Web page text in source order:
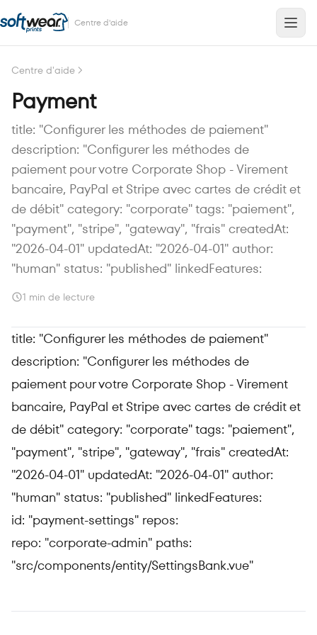
Centre d'aide
Centre d'aide
Payment
title: "Configurer les méthodes de paiement"
description: "Configurer les méthodes de
paiement pour votre Corporate Shop - Virement
bancaire, PayPal et Stripe avec cartes de crédit et
de débit" category: "corporate" tags: "paiement",
"payment", "stripe", "gateway", "frais" createdAt:
"2026-04-01" updatedAt: "2026-04-01" author:
"human" status: "published" linkedFeatures:
1 min de lecture
title: "Configurer les méthodes de paiement"
description: "Configurer les méthodes de
paiement pour votre Corporate Shop - Virement
bancaire, PayPal et Stripe avec cartes de crédit et
de débit" category: "corporate" tags: "paiement",
"payment", "stripe", "gateway", "frais" createdAt:
"2026-04-01" updatedAt: "2026-04-01" author:
"human" status: "published" linkedFeatures:
id: "payment-settings" repos:
repo: "corporate-admin" paths:
"src/components/entity/SettingsBank.vue"